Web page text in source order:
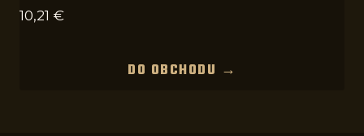
10,21 €
DO OBCHODU →